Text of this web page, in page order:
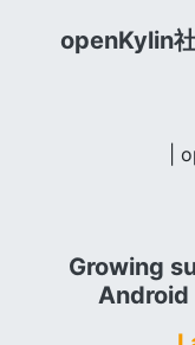
openKylin
|
Growing
Android